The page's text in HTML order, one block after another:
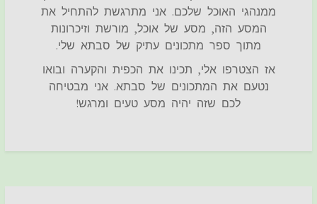
ממנהגי האוכל שלכם. אני מתרגשת להתחיל את
המסע הזה, מסע של אוכל, מורשת וזיכרונות
מתוך ספר מתכונים עתיק של סבתא שלי.
אז הצטרפו אלי, תכינו את הכפית והקערה ובואו
נטעם את המתכונים של סבתא. אני מבטיחה
לכם שזה יהיה מסע טעים ומרגש!